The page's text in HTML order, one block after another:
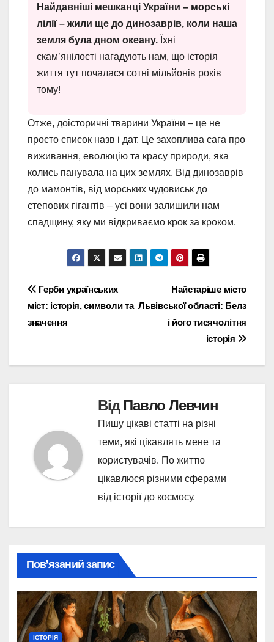
Найдавніші мешканці України – морські
лілії – жили ще до динозаврів, коли наша
земля була дном океану. Їхні
скам’янілості нагадують нам, що історія
життя тут почалася сотні мільйонів років
тому!
Отже, доісторичні тварини України – це не
просто список назв і дат. Це захоплива сага про
виживання, еволюцію та красу природи, яка
колись панувала на цих землях. Від динозаврів
до мамонтів, від морських чудовиськ до
степових гігантів – усі вони залишили нам
спадщину, яку ми відкриваємо крок за кроком.
Навігація
записів
Найстаріше місто
Львівської області: Белз
і його тисячолітня
історія
Герби українських
міст: історія, символи та
значення
ВідПавло Левчин
Пишу цікаві статті на різні
теми, які цікавлять мене та
користувачів. По життю
цікавлюся різними сферами
від історії до космосу.
Пов’язаний запис
ІСТОРІЯ